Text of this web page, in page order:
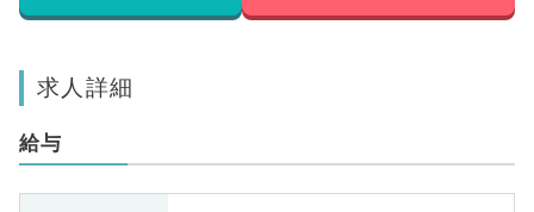
求人詳細
給与